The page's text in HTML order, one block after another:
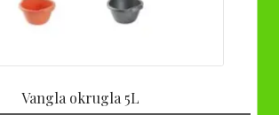
Vangla okrugla 5L